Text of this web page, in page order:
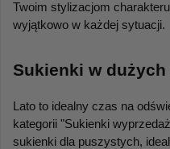
Twoim stylizacjom
wyjątkowo w każdej sytuacji.
Sukienki w
Lato to idealny czas na
kategorii "Sukienki
sukienki dla puszystych,